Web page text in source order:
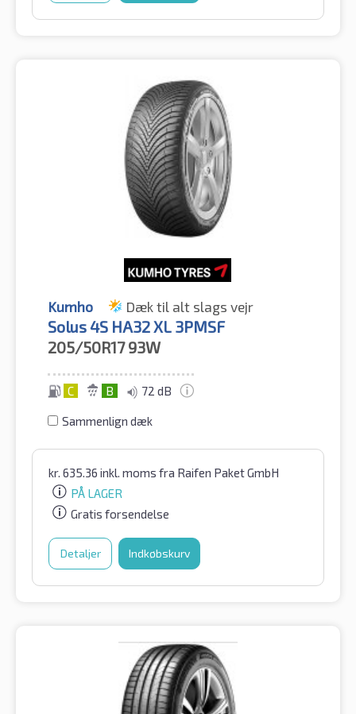
Kumho Dæk til alt slags vejr
Solus 4S HA32 XL 3PMSF
205/50R17 93W
C B 72 dB
Sammenlign dæk
kr. 635.36 inkl. moms fra Raifen Paket GmbH
PÅ LAGER
Gratis forsendelse
Detaljer Indkøbskurv